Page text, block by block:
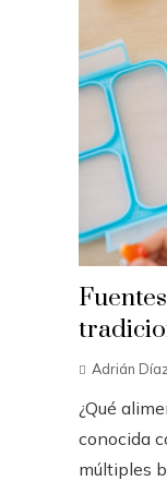
Adrián
¿Qué
conocida
múltiples